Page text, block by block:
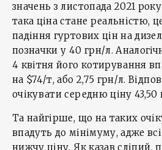
значень з листопада 2021
така ціна стане реальністю,
падіння гуртових цін на
позначки у 40 грн/л.
4 квітня його котирування
на $74/т, або 2,75 грн/л.
очікувати середню ціну 43,50
Та найгірше, що на таких
впадуть до мінімуму, адже
нижчу ціну. Як казав сліпий,